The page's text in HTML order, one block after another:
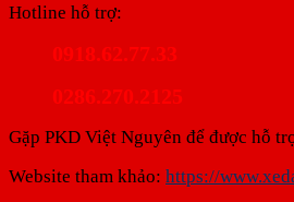
Hotline hỗ trợ:
0918.62.77.33
0286.270.2125
Gặp PKD Việt Nguyên để được hỗ
Website tham khảo: https://